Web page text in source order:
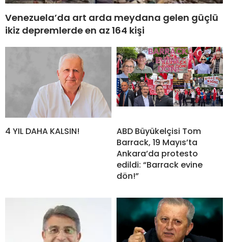
Venezuela’da art arda meydana gelen güçlü
ikiz depremlerde en az 164 kişi
4 YIL DAHA KALSIN!
ABD Büyükelçisi Tom
Barrack, 19 Mayıs’ta
Ankara’da protesto
edildi: “Barrack evine
dön!”